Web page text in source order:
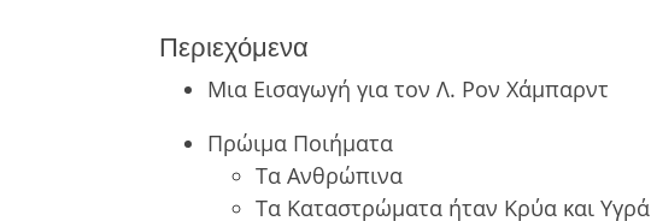
Περιεχόμενα
Μια Εισαγωγή για τον Λ. Ρον Χάμπαρντ
Πρώιμα Ποιήματα
Τα Ανθρώπινα
Τα Καταστρώματα ήταν Κρύα και Υγρά